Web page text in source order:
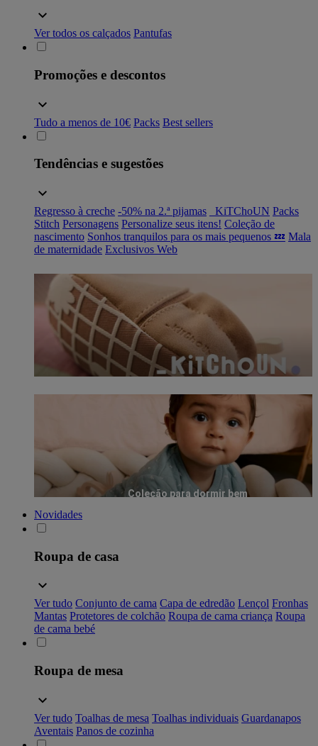
Ver todos os calçados Pantufas
Promoções e descontos
Tudo a menos de 10€ Packs Best sellers
Tendências e sugestões
Regresso à creche -50% na 2.ª pijamas _KiTChoUN Packs
Stitch Personagens Personalize seus itens! Coleção de
nascimento Sonhos tranquilos para os mais pequenos 💤 Mala
de maternidade Exclusivos Web
Coleção para dormir bem
Novidades
Roupa de casa
Ver tudo Conjunto de cama Capa de edredão Lençol Fronhas
Mantas Protetores de colchão Roupa de cama criança Roupa
de cama bebé
Roupa de mesa
Ver tudo Toalhas de mesa Toalhas individuais Guardanapos
Aventais Panos de cozinha